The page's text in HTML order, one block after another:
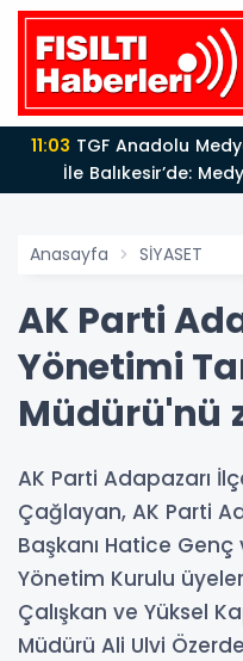
11:03
İle Balıkesir’de:
Anasayfa SİYASET
AK Parti
Yönetimi
Müdürü'nü
AK Parti Adapazarı
Çağlayan, AK Parti
Başkanı Hatice
Yönetim Kurulu
Çalışkan ve Yüksel
Müdürü Ali Ulvi